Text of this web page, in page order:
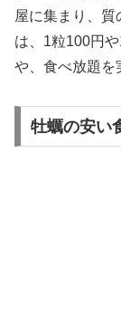
屋に集まり、
は、1粒100円
や、食べ放題を
牡蠣の安い